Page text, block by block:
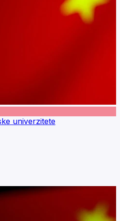
univerzitete